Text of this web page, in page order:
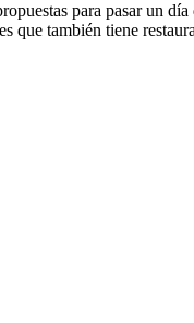
para pasar un
que también tiene